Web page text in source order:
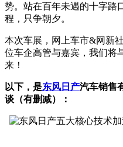
势。站在百年未遇的十字路
程，只争朝夕。
本次车展，网上车市&网新
位车企高管与嘉宾，我们将
来！
以下，是东风日产汽车销售
谈（有删减）：